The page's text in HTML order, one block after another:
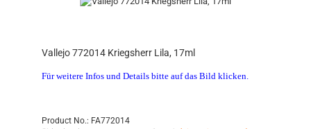
Vallejo 772014 Kriegsherr Lila, 17ml
Für weitere Infos und Details bitte auf das Bild klicken.
Product No.: FA772014